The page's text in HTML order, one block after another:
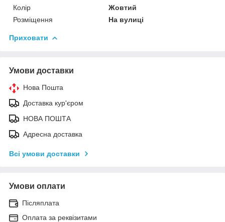
Колір
Жовтий
Розміщення
На вулиці
Приховати
Умови доставки
Нова Пошта
Доставка кур'єром
НОВА ПОШТА
Адресна доставка
Всі умови доставки
Умови оплати
Післяплата
Оплата за реквізитами